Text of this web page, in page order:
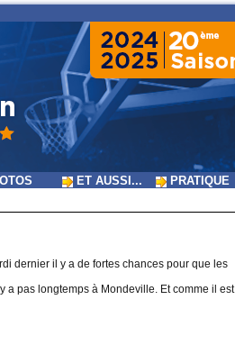
ET AUSSI... PRATIQUE
dernier il y a de fortes chances pour que les
a pas longtemps à Mondeville. Et comme il est